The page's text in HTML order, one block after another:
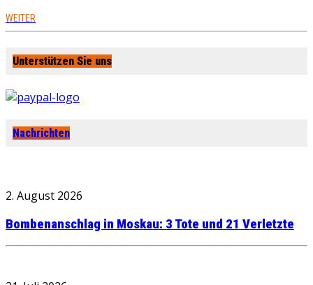
WEITER
Unterstützen Sie uns
Nachrichten
2. August 2026
Bombenanschlag in Moskau: 3 Tote und 21 Verletzte